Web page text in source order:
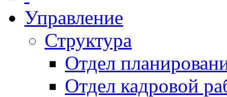
Управление
Структура
Отдел
Отдел кадровой